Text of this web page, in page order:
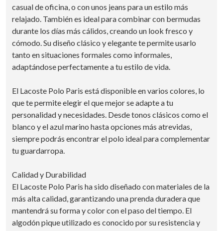
casual de oficina, o con unos jeans para un estilo más
relajado. También es ideal para combinar con bermudas
durante los días más cálidos, creando un look fresco y
cómodo. Su diseño clásico y elegante te permite usarlo
tanto en situaciones formales como informales,
adaptándose perfectamente a tu estilo de vida.
El Lacoste Polo Paris está disponible en varios colores, lo
que te permite elegir el que mejor se adapte a tu
personalidad y necesidades. Desde tonos clásicos como el
blanco y el azul marino hasta opciones más atrevidas,
siempre podrás encontrar el polo ideal para complementar
tu guardarropa.
Calidad y Durabilidad
El Lacoste Polo Paris ha sido diseñado con materiales de la
más alta calidad, garantizando una prenda duradera que
mantendrá su forma y color con el paso del tiempo. El
algodón pique utilizado es conocido por su resistencia y